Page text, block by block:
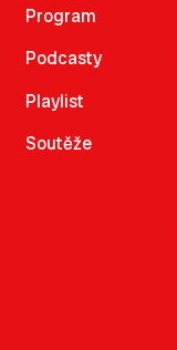
Program
Podcasty
Playlist
Soutěže